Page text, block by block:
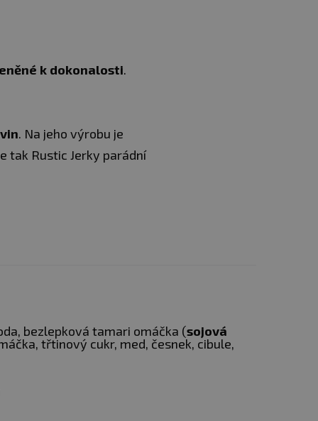
k dokonalosti.
. Na jeho výrobu je
tak Rustic Jerky parádní
vady vzniklé
bezlepková tamari omáčka (sojová
třtinový cukr, med, česnek, cibule,